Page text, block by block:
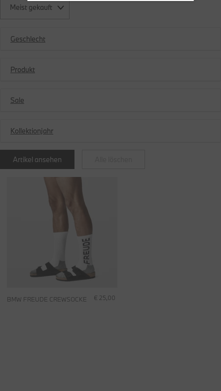
Meist gekauft
Geschlecht
Produkt
Sale
Kollektionjahr
Artikel ansehen
€ 25,00
BMW FREUDE CREWSOCKE